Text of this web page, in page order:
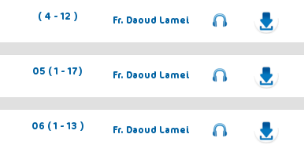
( 4 - 12 ) Fr. Daoud Lamei
05 ( 1 - 17) Fr. Daoud Lamei
06 ( 1 - 13 ) Fr. Daoud Lamei